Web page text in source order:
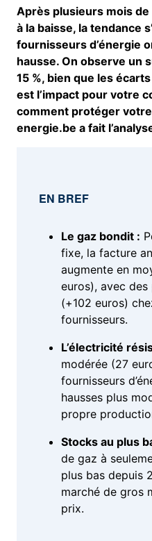
Après plusieurs mois
à la baisse, la tendance
fournisseurs d’énergie
hausse. On observe un
15 %, bien que les
est l’impact pour votre
comment protéger
energie.be a fait
EN BREF
Le gaz bondit :
fixe, la facture
augmente en
euros), avec des
(+102 euros)
fournisseurs.
L’électricité
modérée (27
fournisseurs
hausses plus
propre
Stocks au plus
de gaz à
plus bas depuis
marché de gros
prix.